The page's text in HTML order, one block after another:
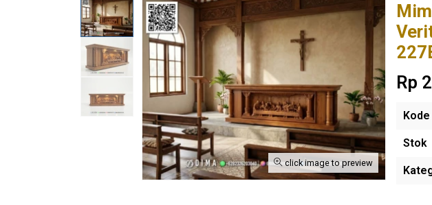
click image to preview
Rp
Kode
Stok